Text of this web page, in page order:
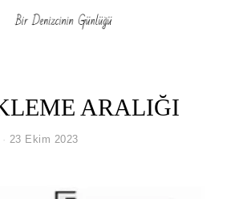
ARALIĞI
23 Ekim 2023